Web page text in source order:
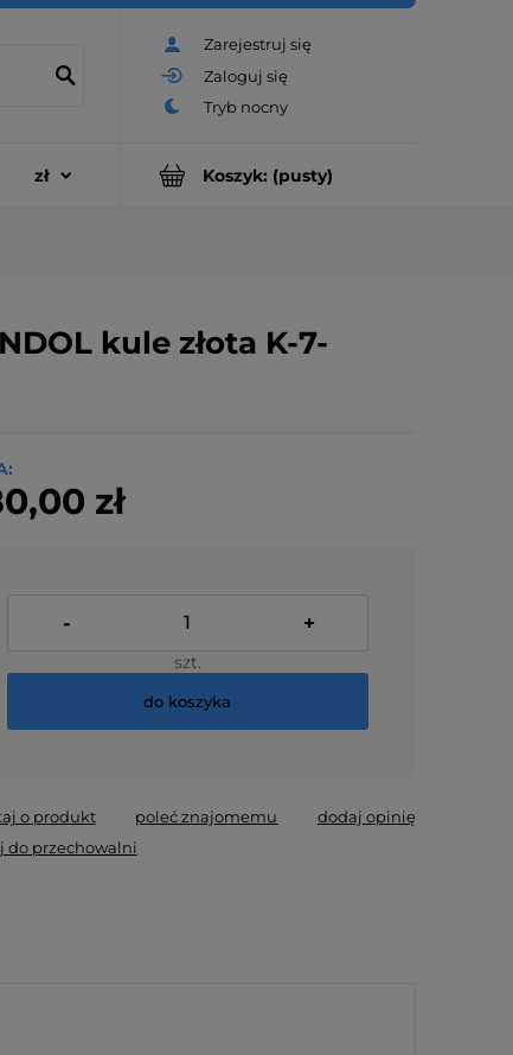
Zarejestruj się
Zaloguj się
Koszyk: (pusty)
kule złota K-7-
zł
- +
szt.
do koszyka
o produkt poleć znajomemu
dodaj opinię
do przechowalni